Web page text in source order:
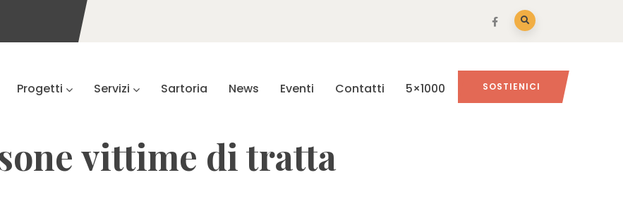
Progetti Servizi Sartoria News Eventi Contatti 5×1000 SOSTIENICI
vittime di tratta